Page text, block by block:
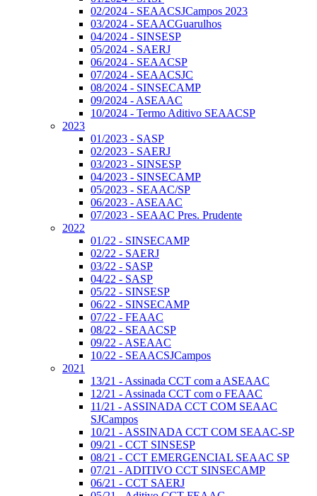
02/2024 - SEAACSJCampos 2023
03/2024 - SEAACGuarulhos
04/2024 - SINSESP
05/2024 - SAERJ
06/2024 - SEAACSP
07/2024 - SEAACSJC
08/2024 - SINSECAMP
09/2024 - ASEAAC
10/2024 - Termo Aditivo SEAACSP
2023
01/2023 - SASP
02/2023 - SAERJ
03/2023 - SINSESP
04/2023 - SINSECAMP
05/2023 - SEAAC/SP
06/2023 - ASEAAC
07/2023 - SEAAC Pres. Prudente
2022
01/22 - SINSECAMP
02/22 - SAERJ
03/22 - SASP
04/22 - SASP
05/22 - SINSESP
06/22 - SINSECAMP
07/22 - FEAAC
08/22 - SEAACSP
09/22 - ASEAAC
10/22 - SEAACSJCampos
2021
13/21 - Assinada CCT com a ASEAAC
12/21 - Assinada CCT com o FEAAC
11/21 - ASSINADA CCT COM SEAAC
SJCampos
10/21 - ASSINADA CCT COM SEAAC-SP
09/21 - CCT SINSESP
08/21 - CCT EMERGENCIAL SEAAC SP
07/21 - ADITIVO CCT SINSECAMP
06/21 - CCT SAERJ